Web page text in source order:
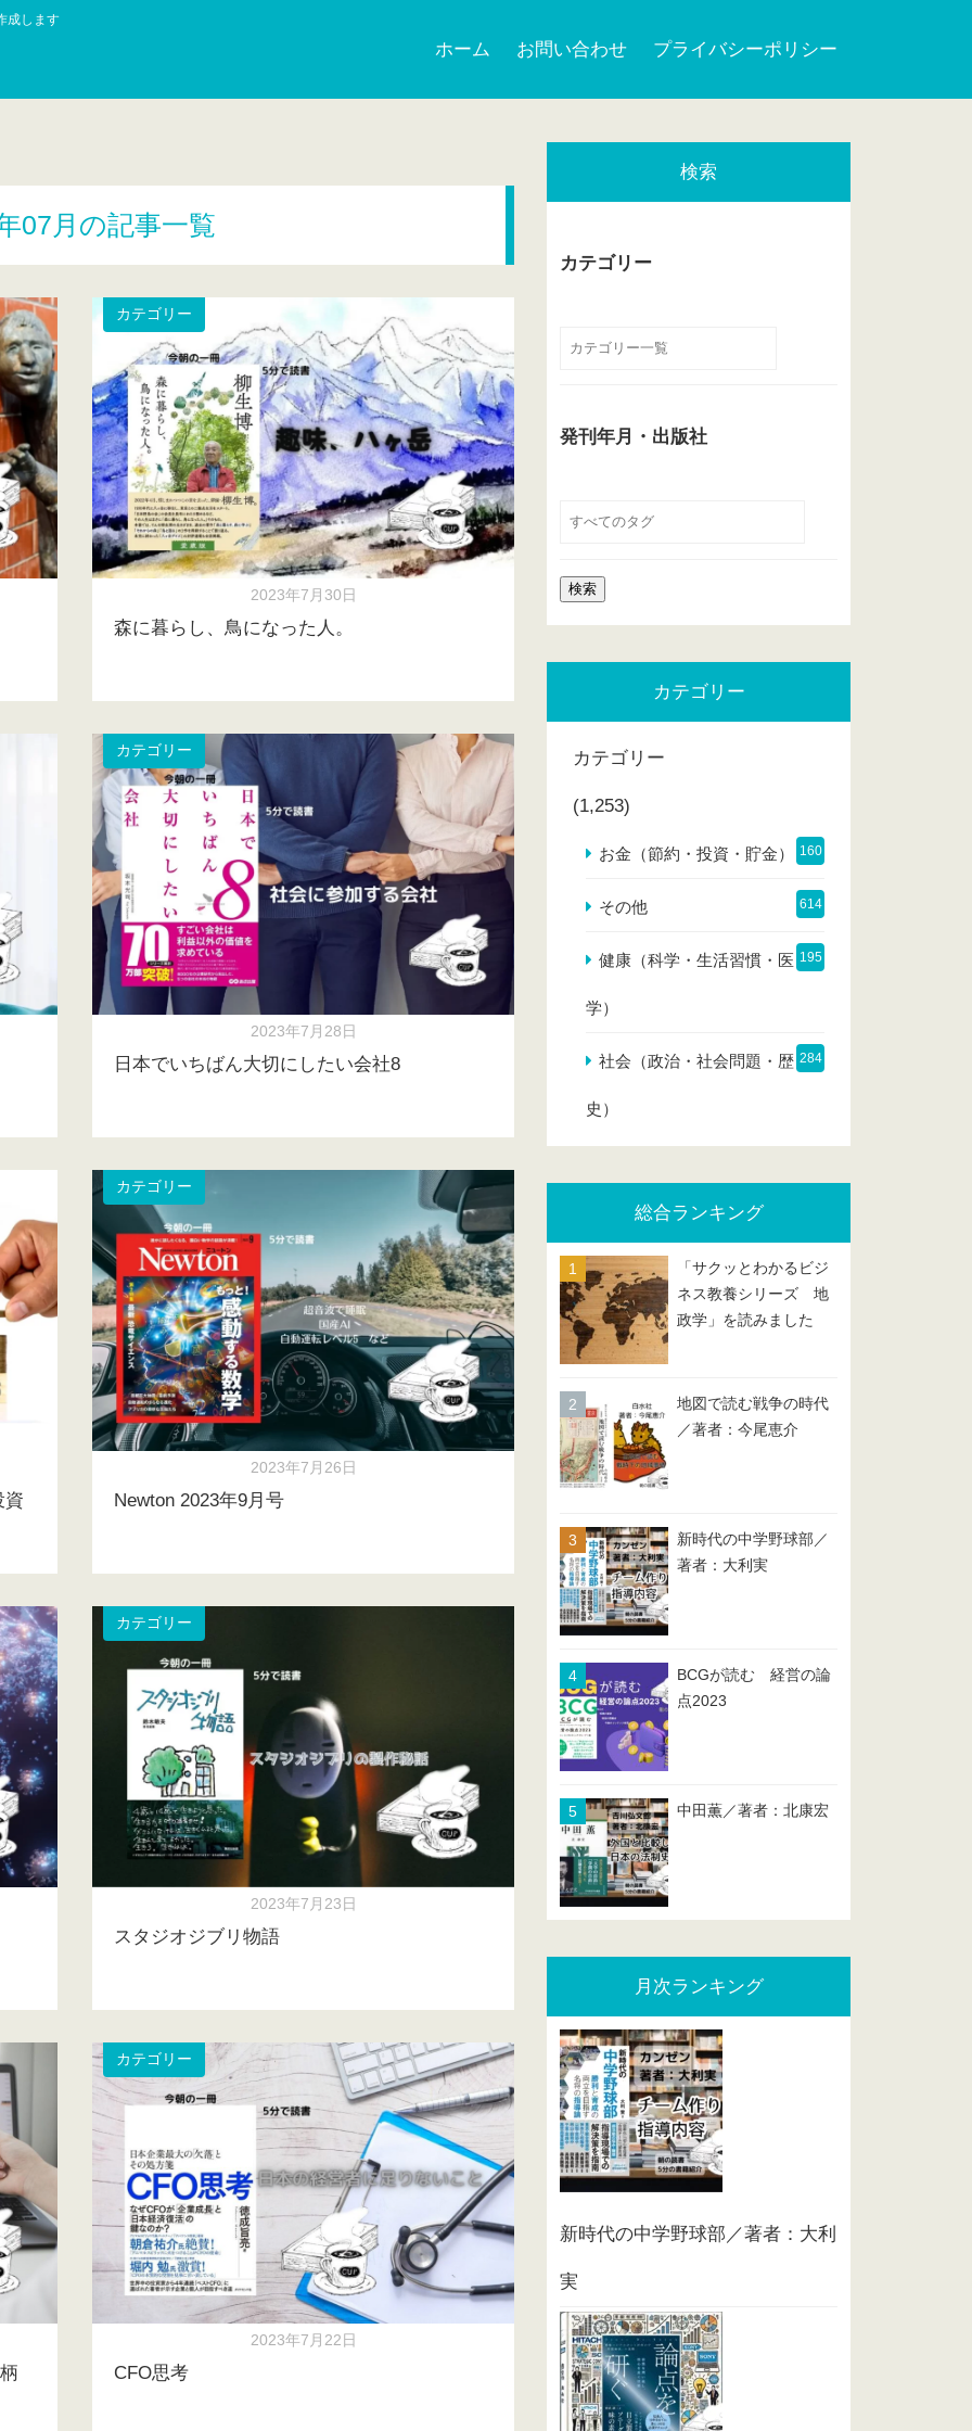
成します
ホーム お問い合わせ プライバシーポリシー
07月の記事一覧
カテゴリー
2023年7月30日
森に暮らし、鳥になった人。
カテゴリー
2023年7月28日
日本でいちばん大切にしたい会社8
資
カテゴリー
2023年7月26日
Newton 2023年9月号
カテゴリー
2023年7月23日
スタジオジブリ物語
カテゴリー
2023年7月22日
CFO思考
検索
カテゴリー
発刊年月・出版社
カテゴリー
カテゴリー
(1,253)
お金（節約・投資・貯金） 160
その他 614
健康（科学・生活習慣・医
学）
195
社会（政治・社会問題・歴
史）
284
総合ランキング
「サクッとわかるビジ
ネス教養シリーズ 地
政学」を読みました
地図で読む戦争の時代
／著者：今尾恵介
新時代の中学野球部／
著者：大利実
BCGが読む 経営の論
点2023
中田薫／著者：北康宏
月次ランキング
新時代の中学野球部／著者：大利
実